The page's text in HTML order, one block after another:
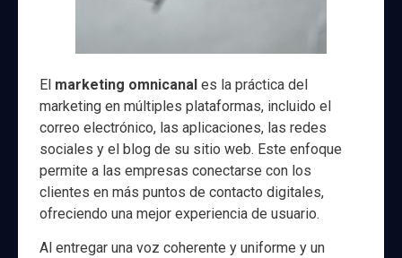
El marketing omnicanal es la práctica del
marketing en múltiples plataformas, incluido el
correo electrónico, las aplicaciones, las redes
sociales y el blog de su sitio web. Este enfoque
permite a las empresas conectarse con los
clientes en más puntos de contacto digitales,
ofreciendo una mejor experiencia de usuario.
Al entregar una voz coherente y uniforme y un